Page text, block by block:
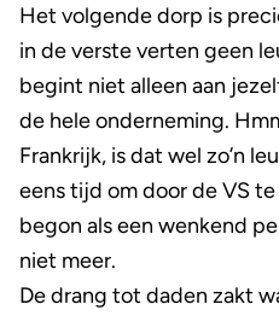
Het volgende dorp is
in de verste verten geen
begint niet alleen aan
de hele onderneming.
Frankrijk, is dat wel zo’n
eens tijd om door de VS
begon als een wenkend
niet meer.
De drang tot daden zakt